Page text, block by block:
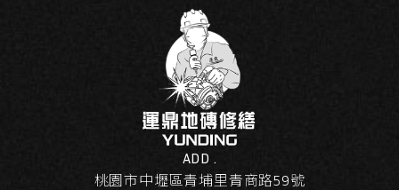
ADD .
桃園市中壢區青埔里青商路59號